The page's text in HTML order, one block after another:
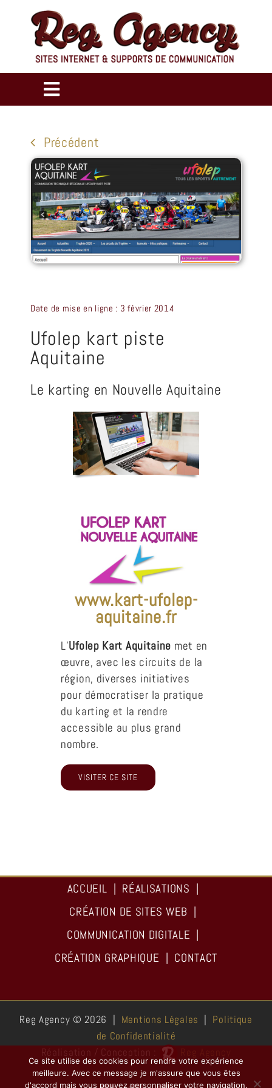
contenu
Toggle
RÉALISATIONS
CRÉATION DE SITES INTERNET
COMMUNICATION DIGITALE
Précédent
Date de mise en ligne : 3 février 2014
Ufolep kart piste
Aquitaine
Le karting en Nouvelle Aquitaine
www.kart-ufolep-
aquitaine.fr
L’Ufolep Kart Aquitaine met en
œuvre, avec les circuits de la
région, diverses initiatives
pour démocratiser la pratique
du karting et la rendre
accessible au plus grand
nombre.
VISITER CE SITE
ACCUEIL
RÉALISATIONS
CRÉATION DE SITES WEB
COMMUNICATION DIGITALE
CRÉATION GRAPHIQUE
CONTACT
Reg Agency ©2026 | Mentions Légales | Politique
de Confidentialité
Réalisation / Conception :
Ce site utilise des cookies pour rendre votre expérience
meilleure. Avec ce message je m'assure que vous êtes
d'accord mais vous pouvez personnaliser votre navigation.